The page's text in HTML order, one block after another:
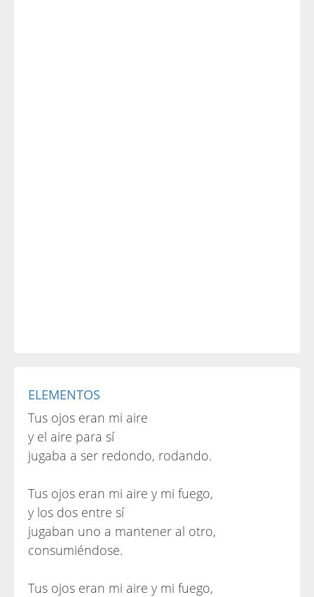
ELEMENTOS
Tus ojos eran mi aire
y el aire para sí
jugaba a ser redondo, rodando.
Tus ojos eran mi aire y mi fuego,
y los dos entre sí
jugaban uno a mantener al otro,
consumiéndose.
Tus ojos eran mi aire y mi fuego,